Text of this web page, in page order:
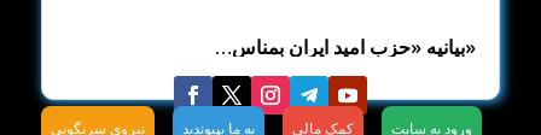
«بیانیه «حزب امید ایران بمناس…
ورود به سایت کمک مالی به ما بپیوندید نیروی سرنگونی